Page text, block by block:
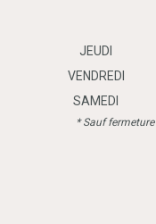
JEUDI
VENDREDI
SAMEDI
* Sauf